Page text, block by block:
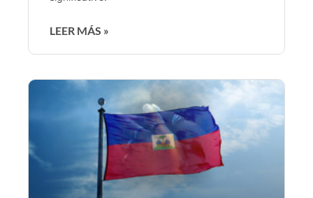
LEER MÁS »